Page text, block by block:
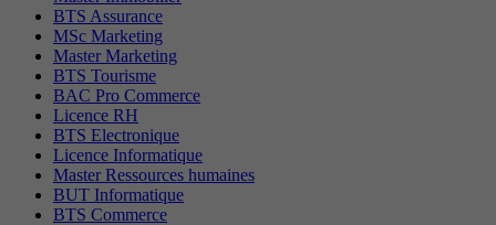
BTS Assurance
MSc Marketing
Master Marketing
BTS Tourisme
BAC Pro Commerce
Licence RH
BTS Electronique
Licence Informatique
Master Ressources humaines
BUT Informatique
BTS Commerce